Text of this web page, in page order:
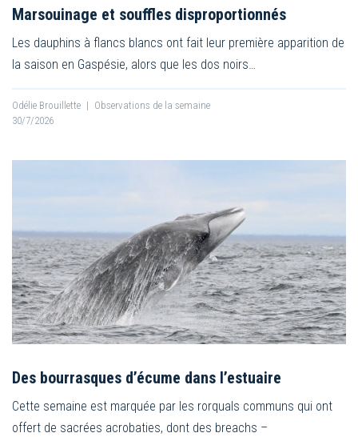
Marsouinage et souffles disproportionnés
Les dauphins à flancs blancs ont fait leur première apparition de
la saison en Gaspésie, alors que les dos noirs…
Odélie Brouillette | Observations de la semaine
30/7/2026
Des bourrasques d’écume dans l’estuaire
Cette semaine est marquée par les rorquals communs qui ont
offert de sacrées acrobaties, dont des breachs –